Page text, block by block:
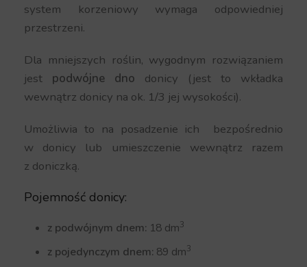
system korzeniowy wymaga odpowiedniej
przestrzeni.
Dla mniejszych roślin, wygodnym rozwiązaniem
jest podwójne dno donicy (jest to wkładka
wewnątrz donicy na ok. 1/3 jej wysokości).
Umożliwia to na posadzenie ich bezpośrednio
w donicy lub umieszczenie wewnątrz razem
z doniczką.
Pojemność donicy:
z podwójnym dnem: 18 dm3
z pojedynczym dnem: 89 dm3